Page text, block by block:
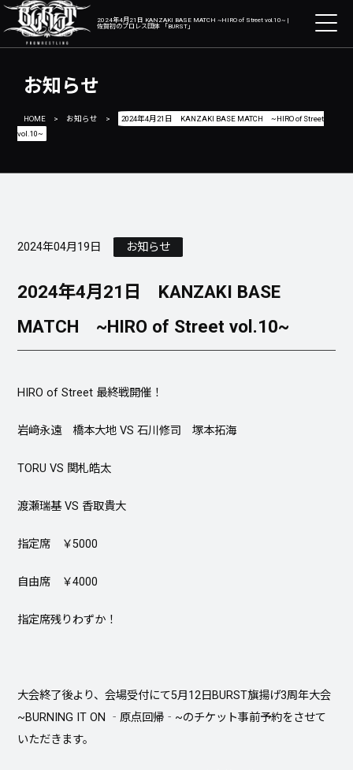
2024年4月21日 KANZAKI BASE MATCH ~HIRO of Street vol.10~ |
佐賀初のプロレス団体 「BURST」
お知らせ
HOME > お知らせ >
2024年4月21日 KANZAKI BASE MATCH ~HIRO of Street
vol.10~
2024年04月19日 お知らせ
2024年4月21日 KANZAKI BASE
MATCH ~HIRO of Street vol.10~
HIRO of Street 最終戦開催！
岩﨑永遠 橋本大地 VS 石川修司 塚本拓海
TORU VS 関札皓太
渡瀬瑞基 VS 香取貴大
指定席 ￥5000
自由席 ￥4000
指定席残りわずか！
大会終了後より、会場受付にて5月12日BURST旗揚げ3周年大会
~BURNING IT ON ‐原点回帰‐~のチケット事前予約をさせて
いただきます。